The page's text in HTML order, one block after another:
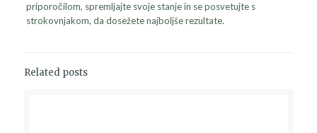
priporočilom, spremljajte svoje stanje in se posvetujte s
strokovnjakom, da dosežete najboljše rezultate.
Related posts